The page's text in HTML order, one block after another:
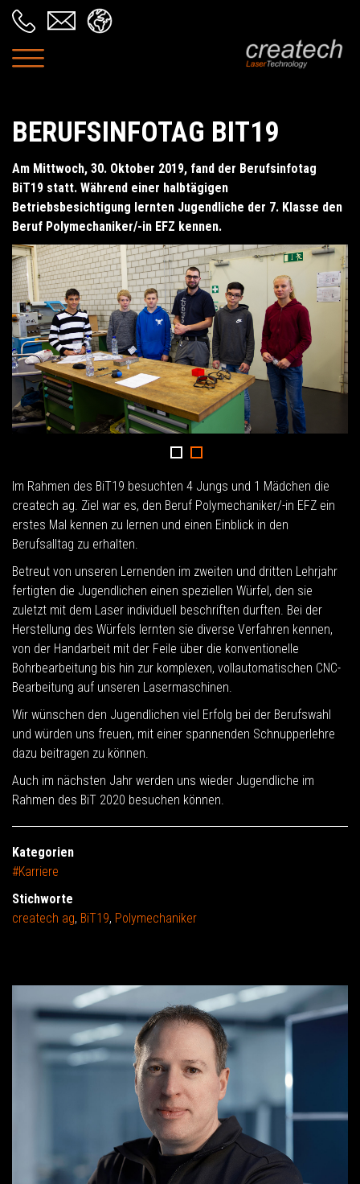
BERUFSINFOTAG BIT19
Am Mittwoch, 30. Oktober 2019, fand der Berufsinfotag
BiT19 statt. Während einer halbtägigen
Betriebsbesichtigung lernten Jugendliche der 7. Klasse den
Beruf Polymechaniker/-in EFZ kennen.
Im Rahmen des BiT19 besuchten 4 Jungs und 1 Mädchen die
createch ag. Ziel war es, den Beruf Polymechaniker/-in EFZ ein
erstes Mal kennen zu lernen und einen Einblick in den
Berufsalltag zu erhalten.
Betreut von unseren Lernenden im zweiten und dritten Lehrjahr
fertigten die Jugendlichen einen speziellen Würfel, den sie
zuletzt mit dem Laser individuell beschriften durften. Bei der
Herstellung des Würfels lernten sie diverse Verfahren kennen,
von der Handarbeit mit der Feile über die konventionelle
Bohrbearbeitung bis hin zur komplexen, vollautomatischen CNC-
Bearbeitung auf unseren Lasermaschinen.
Wir wünschen den Jugendlichen viel Erfolg bei der Berufswahl
und würden uns freuen, mit einer spannenden Schnupperlehre
dazu beitragen zu können.
Auch im nächsten Jahr werden uns wieder Jugendliche im
Rahmen des BiT 2020 besuchen können.
Kategorien
#Karriere
Stichworte
createch ag, BiT19, Polymechaniker